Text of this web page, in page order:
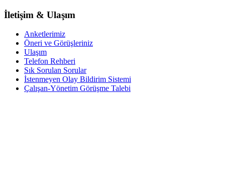
İletişim & Ulaşım
Anketlerimiz
Öneri ve Görüşleriniz
Ulaşım
Telefon Rehberi
Sık Sorulan Sorular
İstenmeyen Olay Bildirim Sistemi
Çalışan-Yönetim Görüşme Talebi